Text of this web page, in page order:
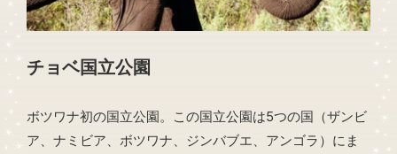
チョベ国立公園
ボツワナ初の国立公園。この国立公園は5つの国（ザンビ
ア、ナミビア、ボツワナ、ジンバブエ、アンゴラ）にま